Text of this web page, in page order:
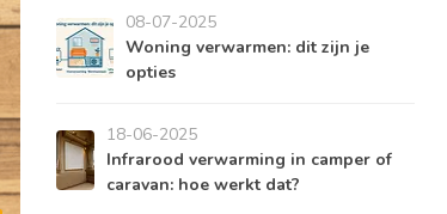
08-07-2025
Woning verwarmen: dit zijn je
opties
18-06-2025
Infrarood verwarming in camper of
caravan: hoe werkt dat?